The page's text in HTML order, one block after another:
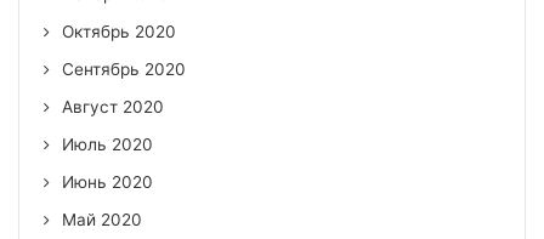
Октябрь 2020
Сентябрь 2020
Август 2020
Июль 2020
Июнь 2020
Май 2020